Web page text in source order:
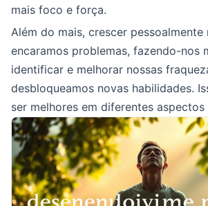
mais foco e força.
Além do mais, crescer pessoalmente
encaramos problemas, fazendo-nos
identificar e melhorar nossas
desbloqueamos novas habilidades.
ser melhores em diferentes aspectos